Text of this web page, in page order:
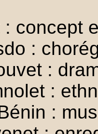
: concept
:
:
:
: